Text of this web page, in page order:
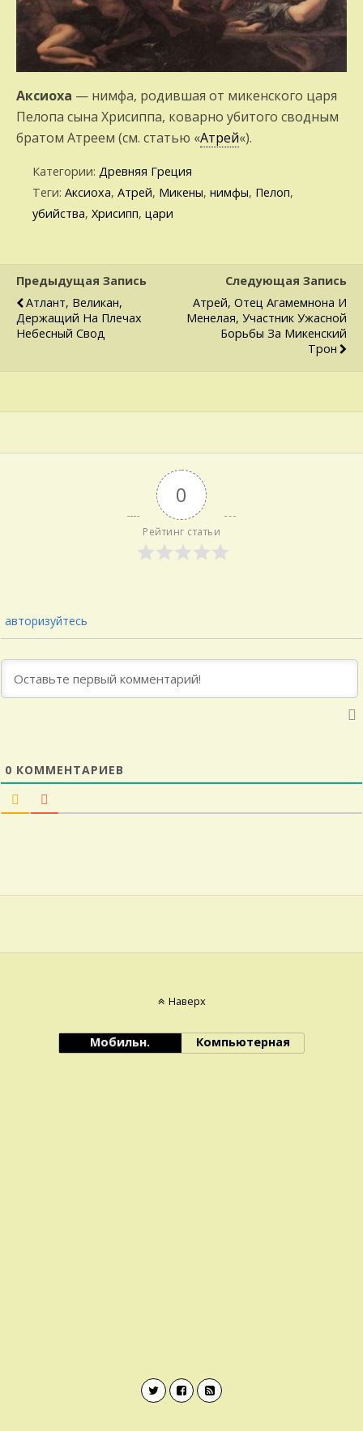
Аксиоха — нимфа, родившая от микенского царя
Пелопа сына Хрисиппа, коварно убитого сводным
братом Атреем (см. статью «Атрей«).
Категории: Древняя Греция
Теги: Аксиоха, Атрей, Микены, нимфы, Пелоп,
убийства, Хрисипп, цари
Предыдущая Запись
Атлант, Великан,
Держащий На Плечах
Небесный Свод
Следующая Запись
Атрей, Отец Агамемнона И
Менелая, Участник Ужасной
Борьбы За Микенский
Трон
0
Рейтинг статьи
авторизуйтесь
0 КОММЕНТАРИЕВ
Наверх
Мобильн. Компьютерная